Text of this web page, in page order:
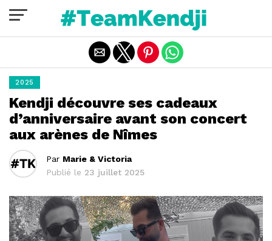
2025
Kendji découvre ses cadeaux
d’anniversaire avant son concert
aux arènes de Nîmes
Par Marie & Victoria
Publié le 23 juillet 2025
Quitter la version mobile